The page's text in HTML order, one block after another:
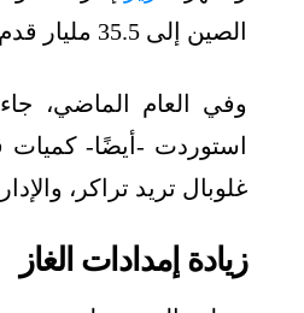
الصين إلى ​​35.5 مليار قدم مكعبة يوميًا خلال عام 2021، وهو أعلى متوسط سنوي على الإطلاق.
وفي العام الماضي،
استوردت -أيضًا- كميات
غلوبال تريد تراكر،
زيادة إمدادات الغاز